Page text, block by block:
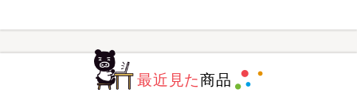
最近見た商品